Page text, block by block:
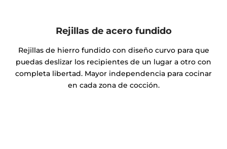
Rejillas de acero fundido
Rejillas de hierro fundido con diseño curvo para que
puedas deslizar los recipientes de un lugar a otro con
completa libertad. Mayor independencia para cocinar
en cada zona de cocción.